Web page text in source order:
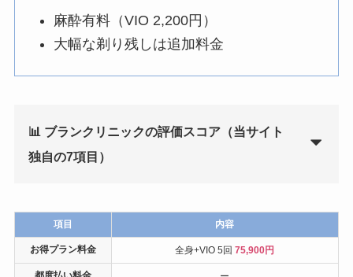
麻酔有料（VIO 2,200円）
大幅な剃り残しは追加料金
📊 ブランクリニックの評価スコア（当サイト
独自の7項目）
項目 内容
お得プラン料金 全身+VIO 5回75,900円